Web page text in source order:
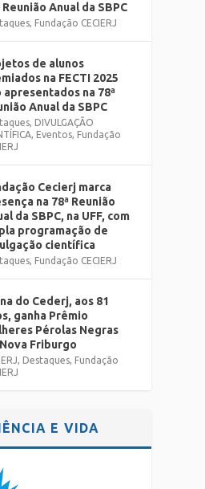
Reunião Anual da SBPC
, Fundação CECIERJ
de alunos
na FECTI 2025
apresentados na 78ª
Anual da SBPC
, DIVULGAÇÃO
, Eventos, Fundação
Cecierj marca
na 78ª Reunião
da SBPC, na UFF, com
programação de
científica
, Fundação CECIERJ
do Cederj, aos 81
ganha Prêmio
Pérolas Negras
Friburgo
, Destaques, Fundação
E VIDA